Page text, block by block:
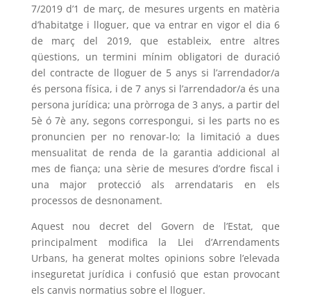
7/2019 d’1 de març, de mesures urgents en matèria
d’habitatge i lloguer, que va entrar en vigor el dia 6
de març del 2019, que estableix, entre altres
qüestions, un termini mínim obligatori de duració
del contracte de lloguer de 5 anys si l’arrendador/a
és persona física, i de 7 anys si l’arrendador/a és una
persona jurídica; una pròrroga de 3 anys, a partir del
5è ó 7è any, segons correspongui, si les parts no es
pronuncien per no renovar-lo; la limitació a dues
mensualitat de renda de la garantia addicional al
mes de fiança; una sèrie de mesures d’ordre fiscal i
una major protecció als arrendataris en els
processos de desnonament.
Aquest nou decret del Govern de l’Estat, que
principalment modifica la Llei d’Arrendaments
Urbans, ha generat moltes opinions sobre l’elevada
inseguretat jurídica i confusió que estan provocant
els canvis normatius sobre el lloguer.